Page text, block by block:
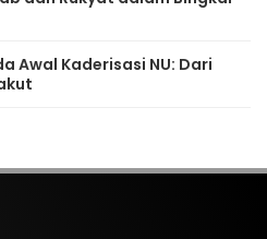
Awal Kaderisasi NU: Dari